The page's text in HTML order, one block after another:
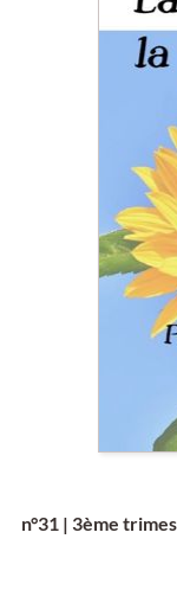
n°31 | 3ème